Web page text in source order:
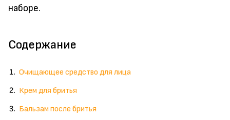
наборе.
Содержание
Очищающее средство для лица
Крем для бритья
Бальзам после бритья